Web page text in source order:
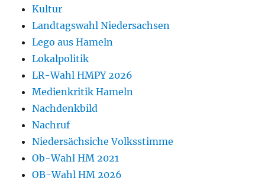
Kultur
Landtagswahl Niedersachsen
Lego aus Hameln
Lokalpolitik
LR-Wahl HMPY 2026
Medienkritik Hameln
Nachdenkbild
Nachruf
Niedersächsiche Volksstimme
Ob-Wahl HM 2021
OB-Wahl HM 2026